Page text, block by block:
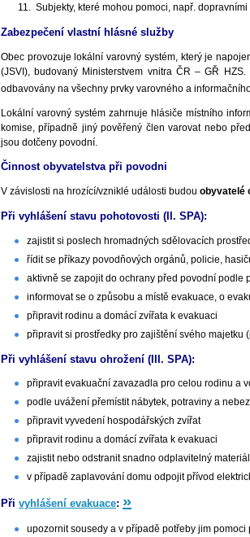
Subjekty, které mohou pomoci, např.
Zabezpečení vlastní hlásné služby
Obec provozuje lokální varovný systém, který je
(JSVI), budovaný Ministerstvem vnitra ČR – GŘ
odbavovány na všechny prvky varovného a
Lokální varovný systém zahrnuje hlásiče místního
komise, případně jiný pověřený člen varovat nebo
jsou dotčeny povodní.
Činnost obyvatelstva při povodni
V závislosti na hrozící/vzniklé události budou obyvatelé
Při vyhlášení stavu pohotovosti (II. SPA):
zajistit si poslech hromadných sdělovacích
řídit se příkazy povodňových orgánů, policie,
aktivně se zapojit do ochrany před povodní podle
informovat se o způsobu a místě evakuace, o
připravit rodinu a domácí zvířata k evakuaci
připravit si prostředky pro zajištění svého majetku
Při vyhlášení stavu ohrožení (III. SPA):
připravit evakuační zavazadla pro celou rodinu a
podle uvážení přemístit nábytek, potraviny a
připravit vyvedení hospodářských zvířat
připravit rodinu a domácí zvířata k evakuaci
zajistit nebo odstranit snadno odplavitelný materiál
v případě zaplavování domu odpojit přívod
Při vyhlášení evakuace: »
upozornit sousedy a v případě potřeby jim pomoci